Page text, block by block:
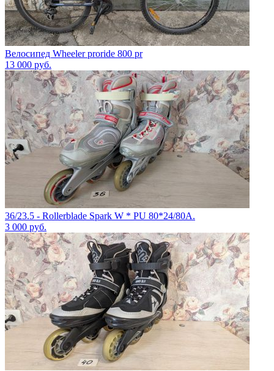
Велосипед Wheeler proride 800 pr
13 000 руб.
36/23.5 - Rollerblade Spark W * PU 80*24/80A.
3 000 руб.